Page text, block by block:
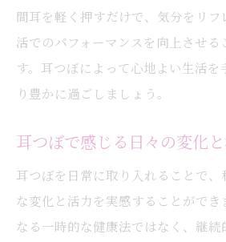
間耳を軽く押すだけで、気分をリフ
活でのパフォーマンスを向上させる
す。耳つぼによって心地よい生活を
り豊かに過ごしましょう。
耳つぼで感じる日々の変化
耳つぼを日常に取り入れることで、
な変化と活力を実感することがで
なる一時的な健康法ではなく、継